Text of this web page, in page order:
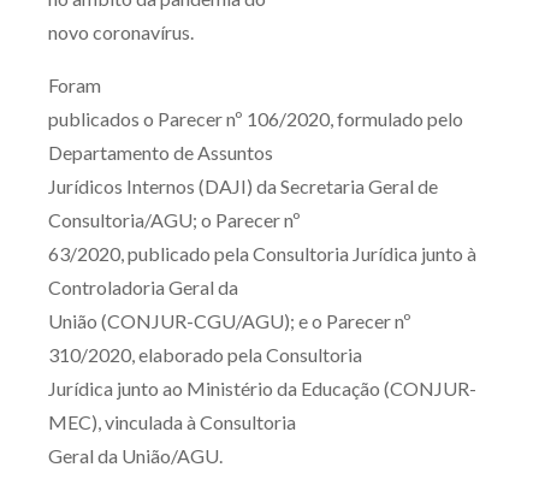
novo coronavírus.
Foram
publicados o Parecer nº 106/2020, formulado pelo
Departamento de Assuntos
Jurídicos Internos (DAJI) da Secretaria Geral de
Consultoria/AGU; o Parecer nº
63/2020, publicado pela Consultoria Jurídica junto à
Controladoria Geral da
União (CONJUR-CGU/AGU); e o Parecer nº
310/2020, elaborado pela Consultoria
Jurídica junto ao Ministério da Educação (CONJUR-
MEC), vinculada à Consultoria
Geral da União/AGU.